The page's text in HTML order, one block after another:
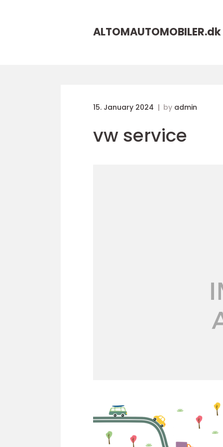
ALTOMAUTOMOBILER.dk
15. January 2024 by admin
vw service